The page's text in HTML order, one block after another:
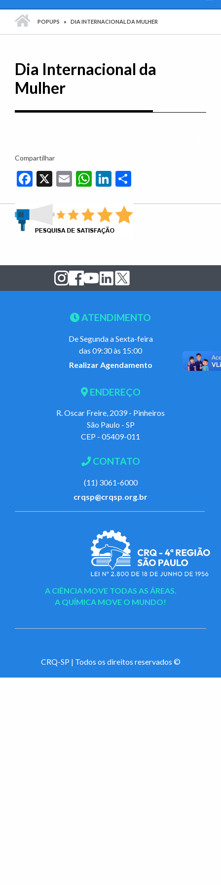
POPUPS DIA INTERNACIONAL DA MULHER
Dia Internacional da
Mulher
Compartilhar
Facebook
X EmailWhatsApp
LinkedIn
ATENDIMENTO
De Segunda a Sexta-feira
das 09:30 às 15:00
Realizar Agendamento
ENDEREÇO
R. Oscar Freire, 2039 - Pinheiros
São Paulo - SP
CEP - 05409-011
CONTATO
(11) 3061-6000
crqsp@crqsp.org.br
A CIÊNCIA MOVE TODAS AS ÁREAS.
A QUÍMICA MOVE O MUNDO!
CRQ-SP | Todos os direitos reservados ©